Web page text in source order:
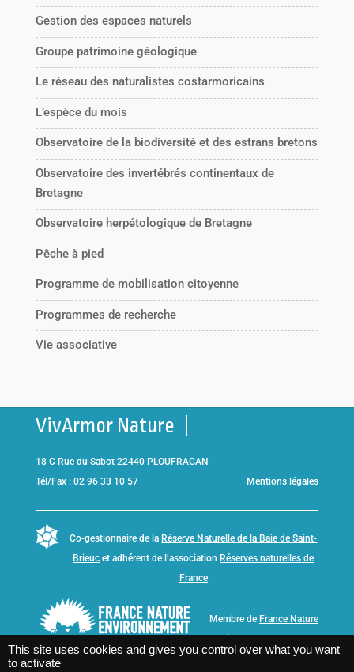
Gestion des espaces naturels
Groupe patrimoine géologique
Le réseau des naturalistes costarmoricains
L’espèce du mois
Observatoire de la biodiversité et des estrans bretons
Observatoire des invertébrés continentaux de
Bretagne
Observatoire herpétologique de Bretagne
Pêche à pied
Programme de mobilisation citoyenne
Programmes de recherche
Vie associative
VivArmor Nature
18 C Rue du Sabot 22440 PLOUFRAGAN -
Tél/Fax : 02 96 33 10 57
Mentions légales
Co-gestionnaire de la Réserve Naturelle de la Baie de Saint-
Brieuc et adhérent de l’association Réserves naturelles de
France
Membre de France Nature
This site uses cookies and gives you control over what you want
to activate